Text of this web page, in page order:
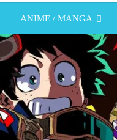
ANIME / MANGA